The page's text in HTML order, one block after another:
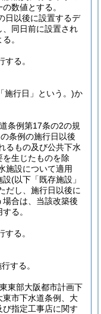
数値とする。
日以後に設置するデ
、同日前に設置され
。
る。
施行日」という。)か
条例第17条の2の規
条例の施行日以後
るもの及び公共下水
生じたものを除
施設について適用
設(以下「既存施設」
だし、施行日以後に
合は、当該改築後
る。
る。
する。
東部大阪都市計画下
市下水道条例、大
指定工事店に関す